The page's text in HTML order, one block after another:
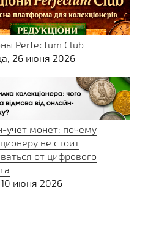
Perfectum Club
26 июня 2026
учет монет: почему
не стоит
от цифрового
июня 2026